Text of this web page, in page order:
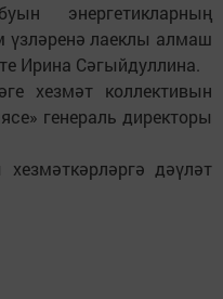
энергетикларның
үзләренә лаеклы алмаш
Ирина Сәгыйдуллина.
хезмәт коллективын
генераль директоры
дәүләт